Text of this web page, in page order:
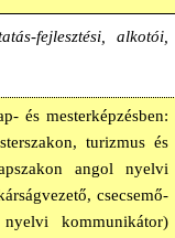
fejlesztési, alkotói,
és mesterképzésben:
turizmus és
angol nyelvi
csecsemő-
kommunikátor)